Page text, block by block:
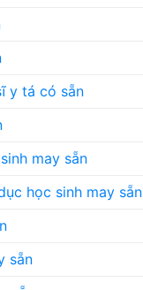
y tá có sẵn
may sẵn
học sinh may sẵn
sẵn